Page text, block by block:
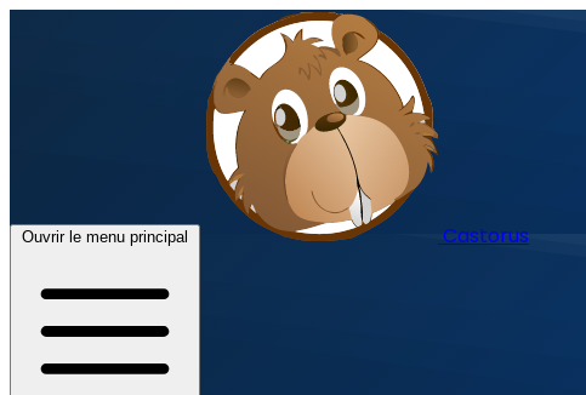
Ouvrir le menu principal Castorus